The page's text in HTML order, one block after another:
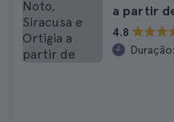
a partir
4.8
Duração: